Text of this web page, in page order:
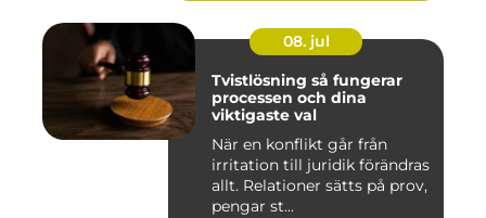
08. jul
Tvistlösning så fungerar
processen och dina
viktigaste val
När en konflikt går från
irritation till juridik förändras
allt. Relationer sätts på prov,
pengar st...